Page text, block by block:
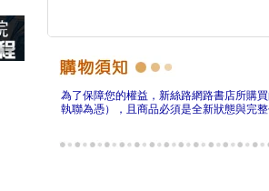
為了保障您的權益，新絲路網路書店所購
執聯為憑），且商品必須是全新狀態與完